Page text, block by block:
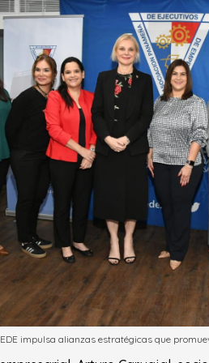
impulsa alianzas estratégicas que